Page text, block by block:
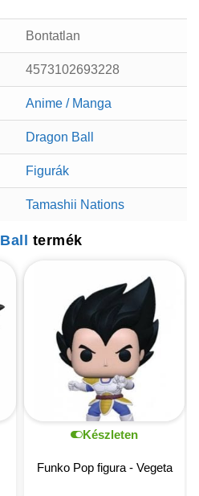
Bontatlan
4573102693228
Anime / Manga
Dragon Ball
Figurák
Tamashii Nations
termék
Készleten
Funko Pop figura - Vegeta